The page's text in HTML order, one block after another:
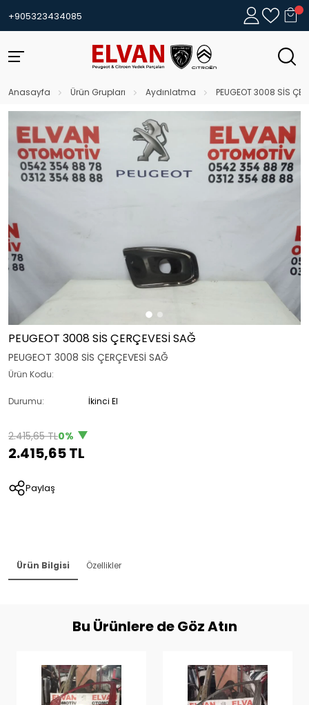
+905323434085
Anasayfa Ürün Grupları Aydınlatma PEUGEOT 3008 SİS
PEUGEOT 3008 SİS ÇERÇEVESİ SAĞ
PEUGEOT 3008 SİS ÇERÇEVESİ SAĞ
Ürün Kodu:
Durumu: İkinci El
2.415,65 TL0%
2.415,65 TL
Paylaş
Ürün Bilgisi Özellikler
Bu Ürünlere de Göz Atın